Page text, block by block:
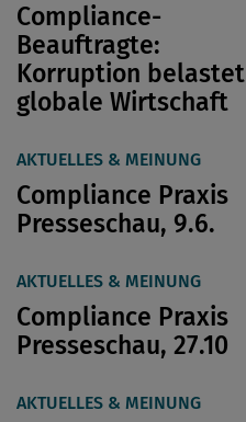
Compliance-
Beauftragte:
Korruption belastet
globale Wirtschaft
AKTUELLES & MEINUNG
Compliance Praxis
Presseschau, 9.6.
AKTUELLES & MEINUNG
Compliance Praxis
Presseschau, 27.10
AKTUELLES & MEINUNG